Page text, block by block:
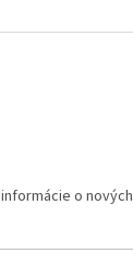
o nových